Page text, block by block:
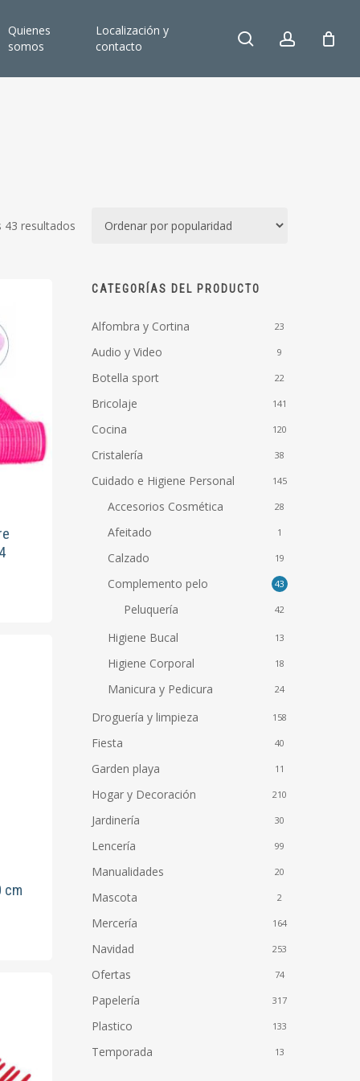
Quienes
somos
Localización y
contacto
search account
resultados Ordenado
cm
CATEGORÍAS DEL PRODUCTO
Alfombra y Cortina 23
Audio y Video 9
Botella sport 22
Bricolaje 141
Cocina 120
Cristalería 38
Cuidado e Higiene Personal 145
Accesorios Cosmética 28
Afeitado 1
Calzado 19
Complemento pelo 43
Peluquería 42
Higiene Bucal 13
Higiene Corporal 18
Manicura y Pedicura 24
Droguería y limpieza 158
Fiesta 40
Garden playa 11
Hogar y Decoración 210
Jardinería 30
Lencería 99
Manualidades 20
Mascota 2
Mercería 164
Navidad 253
Ofertas 74
Papelería 317
Plastico 133
Temporada 13